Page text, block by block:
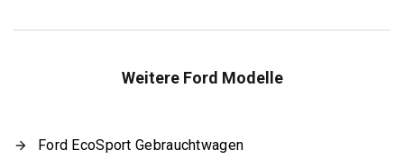
Weitere Ford Modelle
Ford EcoSport Gebrauchtwagen